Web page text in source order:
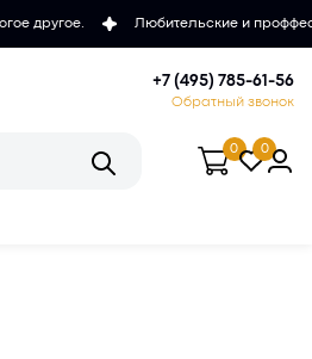
Любительские и проффесиональные
+7 (495) 785-61-56
Обратный звонок
0 0